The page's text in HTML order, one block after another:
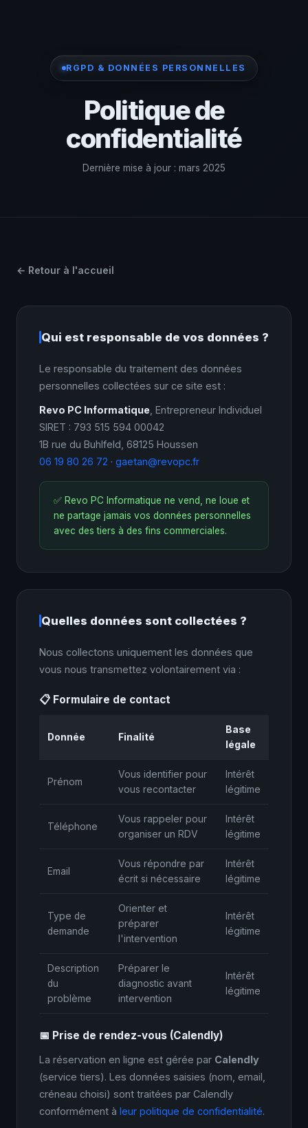
RGPD & DONNÉES PERSONNELLES
Politique de
confidentialité
Dernière mise à jour : mars 2025
← Retour à l'accueil
Qui est responsable de vos données ?
Le responsable du traitement des données
personnelles collectées sur ce site est :
Revo PC Informatique , Entrepreneur Individuel
SIRET : 793 515 594 00042
1B rue du Buhlfeld, 68125 Houssen
06 19 80 26 72 · gaetan@revopc.fr
✅ Revo PC Informatique ne vend, ne loue et
ne partage jamais vos données personnelles
avec des tiers à des fins commerciales.
Quelles données sont collectées ?
Nous collectons uniquement les données que
vous nous transmettez volontairement via :
📋 Formulaire de contact
Donnée Finalité
Base
légale
Prénom
Vous identifier pour
vous recontacter
Intérêt
légitime
Téléphone
Vous rappeler pour
organiser un RDV
Intérêt
légitime
Email
Vous répondre par
écrit si nécessaire
Intérêt
légitime
Type de
demande
Orienter et
préparer
l'intervention
Intérêt
légitime
Description
du
problème
Préparer le
diagnostic avant
intervention
Intérêt
légitime
📅 Prise de rendez-vous (Calendly)
La réservation en ligne est gérée par Calendly
(service tiers). Les données saisies (nom, email,
créneau choisi) sont traitées par Calendly
conformément à leur politique de confidentialité.